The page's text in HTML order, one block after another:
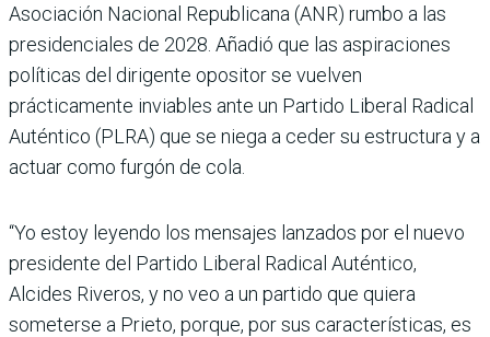
Asociación Nacio­nal Republicana (ANR) rumbo a las
presidenciales de 2028. Añadió que las aspiraciones
políticas del dirigente oposi­tor se vuelven
prácticamente inviables ante un Partido Libe­ral Radical
Auténtico (PLRA) que se niega a ceder su estruc­tura y a
actuar como furgón de cola.
“Yo estoy leyendo los mensa­jes lanzados por el nuevo
presi­dente del Partido Liberal Radi­cal Auténtico,
Alcides Riveros, y no veo a un partido que quiera
someterse a Prieto, porque, por sus características, es